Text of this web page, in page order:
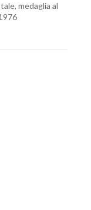
medaglia al